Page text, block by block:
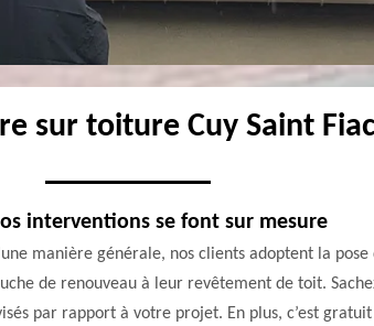
sur toiture Cuy Saint
interventions se font sur mesure
manière générale, nos clients adoptent la
de renouveau à leur revêtement de toit.
par rapport à votre projet. En plus, c’est